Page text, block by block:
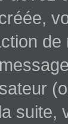
suite,